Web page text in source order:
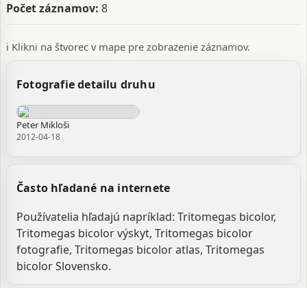
Počet záznamov: 8
ℹ️ Klikni na štvorec v mape pre zobrazenie záznamov.
Fotografie detailu druhu
Peter Mikloši
2012-04-18
Často hľadané na internete
Používatelia hľadajú napríklad: Tritomegas bicolor,
Tritomegas bicolor výskyt, Tritomegas bicolor
fotografie, Tritomegas bicolor atlas, Tritomegas
bicolor Slovensko.